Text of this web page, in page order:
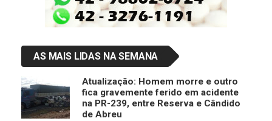
AS MAIS LIDAS NA SEMANA
Atualização: Homem morre e outro
fica gravemente ferido em acidente
na PR-239, entre Reserva e Cândido
de Abreu